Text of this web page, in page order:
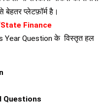
प्लेटफ़ॉर्म है।
Finance
Year Question के विस्तृत हल
Questions